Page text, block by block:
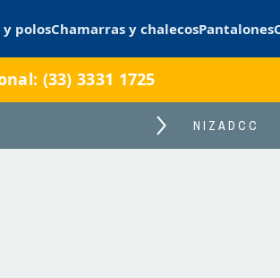
y polosChamarras y chalecosPantalones
(33) 3331 1725
NIZADCC